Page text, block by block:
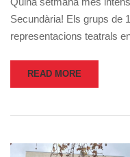
Secundària! Els grups de
representacions teatrals
READ MORE